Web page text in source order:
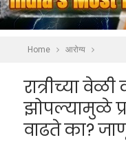
Home आरोग्य
रात्रीच्या
झोपल्यामुळे
वाढते का?